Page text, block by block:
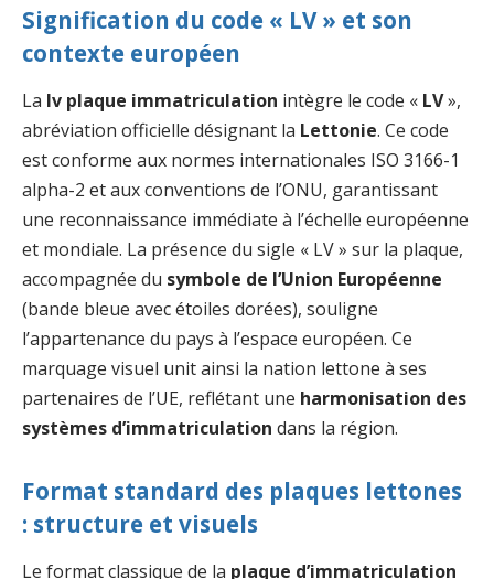
Signification du code « LV » et son
contexte européen
La lv plaque immatriculation intègre le code « LV»,
abréviation officielle désignant la Lettonie. Ce code
est conforme aux normes internationales ISO 3166-1
alpha-2 et aux conventions de l’ONU, garantissant
une reconnaissance immédiate à l’échelle européenne
et mondiale. La présence du sigle « LV » sur la plaque,
accompagnée du symbole de l’Union Européenne
(bande bleue avec étoiles dorées), souligne
l’appartenance du pays à l’espace européen. Ce
marquage visuel unit ainsi la nation lettone à ses
partenaires de l’UE, reflétant une harmonisation des
systèmes d’immatriculation dans la région.
Format standard des plaques lettones
: structure et visuels
Le format classique de la plaque d’immatriculation